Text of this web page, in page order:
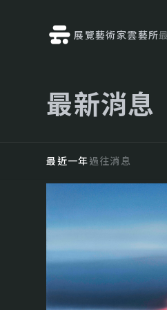
展覽藝術家雲藝所
最新消息
最近一年過往消息